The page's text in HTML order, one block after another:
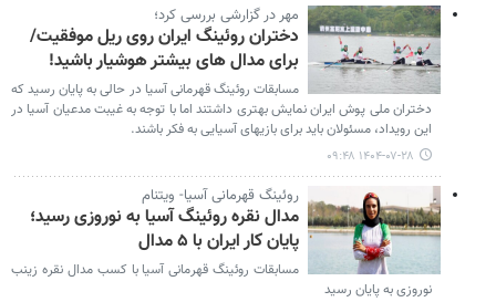
مهر در گزارشی بررسی کرد؛
دختران روئینگ ایران روی ریل موفقیت/
برای مدال های بیشتر هوشیار باشید!
مسابقات روئینگ قهرمانی آسیا در حالی به پایان رسید که
دختران ملی پوش ایران نمایش بهتری داشتند اما با توجه به غیبت مدعیان آسیا در
این رویداد، مسئولان باید برای بازیهای آسیایی به فکر باشند.
۱۴۰۴-۰۷-۲۸ ۰۹:۴۸
روئینگ قهرمانی آسیا- ویتنام
مدال نقره روئینگ آسیا به نوروزی رسید؛
پایان کار ایران با ۵ مدال
مسابقات روئینگ قهرمانی آسیا با کسب مدال نقره زینب
نوروزی به پایان رسید